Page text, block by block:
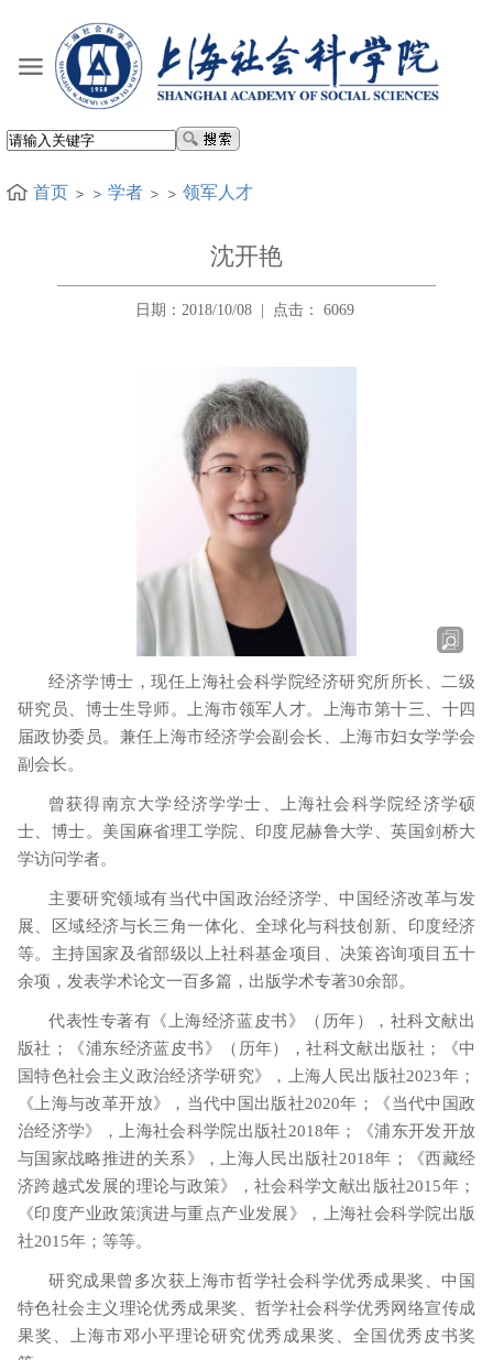
首页 学者 领军人才
沈开艳
日期：2018/10/08 点击： 6069
经济学博士，现任上海社会科学院经济研究所所长、二级
研究员、博士生导师。上海市领军人才。上海市第十三、十四
届政协委员。兼任上海市经济学会副会长、上海市妇女学学会
副会长。
曾获得南京大学经济学学士、上海社会科学院经济学硕
士、博士。美国麻省理工学院、印度尼赫鲁大学、英国剑桥大
学访问学者。
主要研究领域有当代中国政治经济学、中国经济改革与发
展、区域经济与长三角一体化、全球化与科技创新、印度经济
等。主持国家及省部级以上社科基金项目、决策咨询项目五十
余项，发表学术论文一百多篇，出版学术专著30余部。
代表性专著有《上海经济蓝皮书》（历年），社科文献出
版社；《浦东经济蓝皮书》（历年），社科文献出版社；《中
国特色社会主义政治经济学研究》，上海人民出版社2023年；
《上海与改革开放》，当代中国出版社2020年；《当代中国政
治经济学》，上海社会科学院出版社2018年；《浦东开发开放
与国家战略推进的关系》，上海人民出版社2018年；《西藏经
济跨越式发展的理论与政策》，社会科学文献出版社2015年；
《印度产业政策演进与重点产业发展》，上海社会科学院出版
社2015年；等等。
研究成果曾多次获上海市哲学社会科学优秀成果奖、中国
特色社会主义理论优秀成果奖、哲学社会科学优秀网络宣传成
果奖、上海市邓小平理论研究优秀成果奖、全国优秀皮书奖